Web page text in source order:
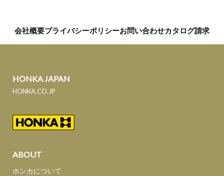
会社概要プライバシーポリシーお問い合わせカタログ請求
HONKA JAPAN
HONKA.CO.JP
ABOUT
ホンカについて